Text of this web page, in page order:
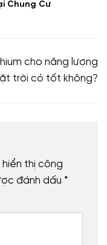
Chung Cư
cho năng lượng
trời có tốt không?
thị công
đánh dấu *